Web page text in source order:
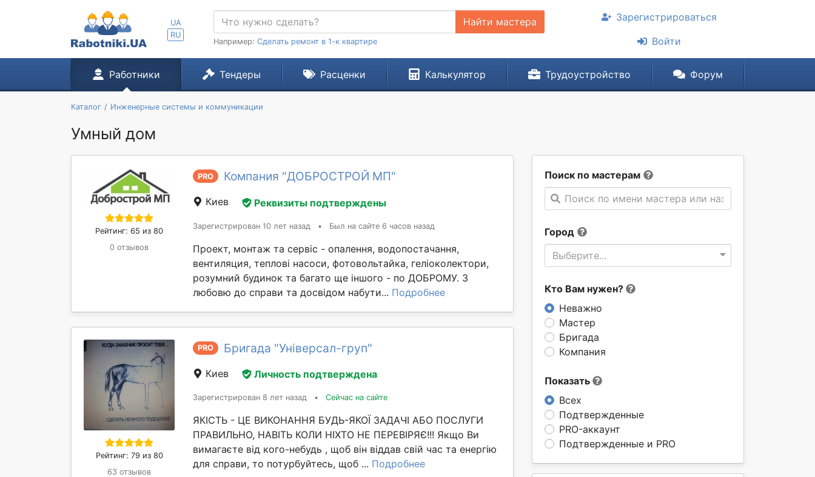
UA
RU
Найти мастера
Например: Сделать ремонт в 1-к квартире
Зарегистрироваться
Войти
Работники Тендеры Расценки Калькулятор Трудоустройство Форум
Каталог Инженерные системы и коммуникации
Умный дом
Поиск по мастерам
Поиск по имени мастера или названии компании
Город
Выберите...
Кто Вам нужен?
Неважно
Мастер
Бригада
Компания
Показать
Всех
Подтвержденные
PRO-аккаунт
Подтвержденные и PRO
Рейтинг: 65 из 80
0 отзывов
PRO Компания "ДОБРОСТРОЙ МП"
Киев Реквизиты подтверждены
Зарегистрирован 10 лет назад • Был на сайте 6 часов назад
Проект, монтаж та сервіс - опалення, водопостачання,
вентиляция, теплові насоси, фотовольтайка, геліоколектори,
розумний будинок та багато ще іншого - по ДОБРОМУ. З
любовю до справи та досвідом набути... Подробнее
Рейтинг: 79 из 80
63 отзывов
PRO Бригада "Універсал-груп"
Киев Личность подтверждена
Зарегистрирован 8 лет назад • Сейчас на сайте
ЯКІСТЬ - ЦЕ ВИКОНАННЯ БУДЬ-ЯКОЇ ЗАДАЧІ АБО ПОСЛУГИ
ПРАВИЛЬНО, НАВІТЬ КОЛИ НІХТО НЕ ПЕРЕВІРЯЄ!!! Якщо Ви
вимагаєте від кого-небудь , щоб він віддав свій час та енергію
для справи, то потурбуйтесь, щоб ... Подробнее